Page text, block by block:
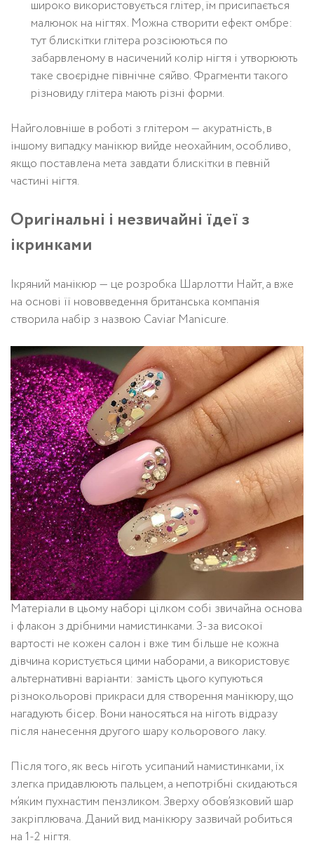
широко використовується глітер, їм присипається
малюнок на нігтях. Можна створити ефект омбре:
тут блискітки глітера розсіюються по
забарвленому в насичений колір нігтя і утворюють
таке своєрідне північне сяйво. Фрагменти такого
різновиду глітера мають різні форми.
Найголовніше в роботі з глітером — акуратність, в
іншому випадку манікюр вийде неохайним, особливо,
якщо поставлена мета завдати блискітки в певній
частині нігтя.
Оригінальні і незвичайні їдеї з
ікринками
Ікряний манікюр — це розробка Шарлотти Найт, а вже
на основі її нововведення британська компанія
створила набір з назвою Caviar Manicure.
Матеріали в цьому наборі цілком собі звичайна основа
і флакон з дрібними намистинками. З-за високої
вартості не кожен салон і вже тим більше не кожна
дівчина користується цими наборами, а використовує
альтернативні варіанти: замість цього купуються
різнокольорові прикраси для створення манікюру, що
нагадують бісер. Вони наносяться на ніготь відразу
після нанесення другого шару кольорового лаку.
Після того, як весь ніготь усипаний намистинками, їх
злегка придавлюють пальцем, а непотрібні скидаються
м’яким пухнастим пензликом. Зверху обов’язковий шар
закріплювача. Даний вид манікюру зазвичай робиться
на 1-2 нігтя.